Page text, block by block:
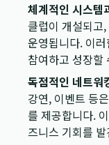
체계적인 시스템
클럽이 개설되고
운영됩니다. 이
참여하고 성장할
독점적인 네트워
강연, 이벤트 등
를 제공합니다.
즈니스 기회를